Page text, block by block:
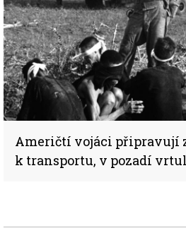
Američtí vojáci připravují
k transportu, v pozadí